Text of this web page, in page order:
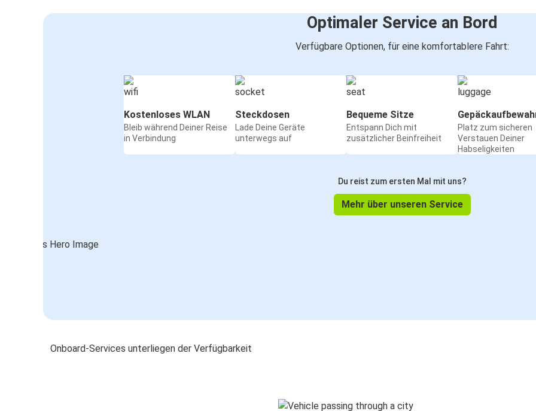
Optimaler Service an Bord
Verfügbare Optionen, für eine komfortablere Fahrt:
Kostenloses WLAN
Bleib während Deiner Reise
in Verbindung
Steckdosen
Lade Deine Geräte
unterwegs auf
Bequeme Sitze
Entspann Dich mit
zusätzlicher Beinfreiheit
Platz zum sicheren
Verstauen Deiner
Habseligkeiten
Du reist zum ersten Mal mit uns?
Mehr über unseren Service
Onboard-Services unterliegen der Verfügbarkeit